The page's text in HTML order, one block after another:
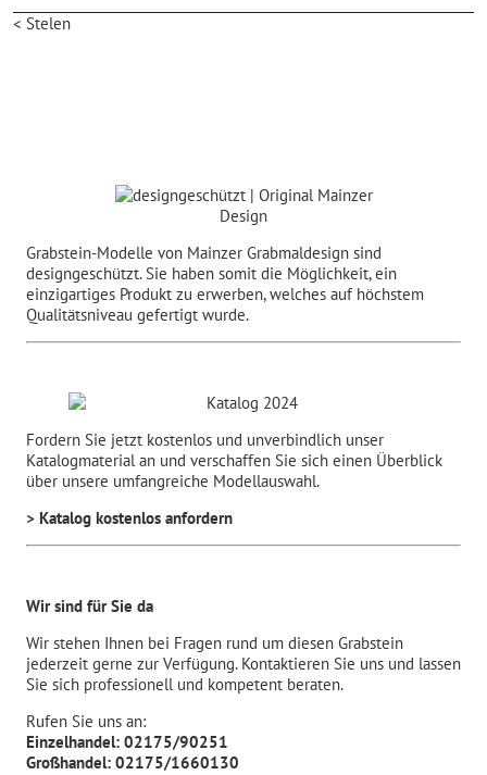
< Stelen
Grabstein-Modelle von Mainzer Grabmaldesign sind
designgeschützt. Sie haben somit die Möglichkeit, ein
einzigartiges Produkt zu erwerben, welches auf höchstem
Qualitätsniveau gefertigt wurde.
Fordern Sie jetzt kostenlos und unverbindlich unser
Katalogmaterial an und verschaffen Sie sich einen Überblick
über unsere umfangreiche Modellauswahl.
> Katalog kostenlos anfordern
Wir sind für Sie da
Wir stehen Ihnen bei Fragen rund um diesen Grabstein
jederzeit gerne zur Verfügung. Kontaktieren Sie uns und lassen
Sie sich professionell und kompetent beraten.
Rufen Sie uns an:
Einzelhandel: 02175/90251
Großhandel: 02175/1660130